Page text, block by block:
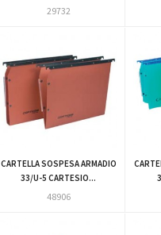
29732
CARTELLA SOSPESA ARMADIO
33/U-5 CARTESIO...
48906